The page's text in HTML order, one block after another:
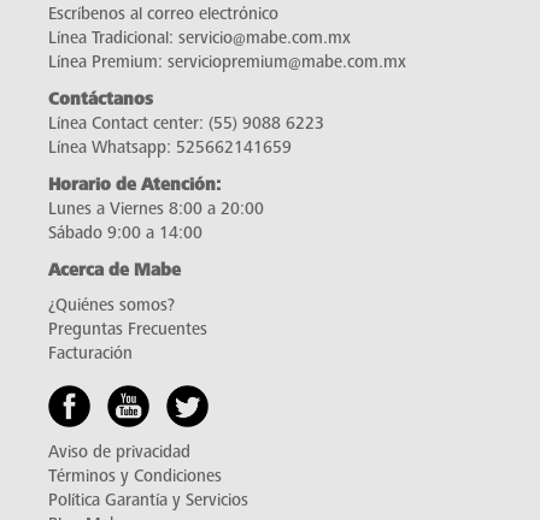
Escríbenos al correo electrónico
Línea Tradicional: servicio@mabe.com.mx
Línea Premium: serviciopremium@mabe.com.mx
Contáctanos
Línea Contact center: (55) 9088 6223
Línea Whatsapp: 525662141659
Horario de Atención:
Lunes a Viernes 8:00 a 20:00
Sábado 9:00 a 14:00
Acerca de Mabe
¿Quiénes somos?
Preguntas Frecuentes
Facturación
Aviso de privacidad
Términos y Condiciones
Política Garantía y Servicios